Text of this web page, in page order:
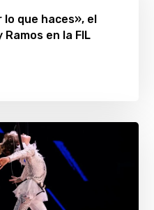
lo que haces», el
en la FIL